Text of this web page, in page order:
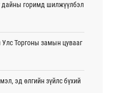
дайны горимд шилжүүлбэл
Торгоны замын цувааг
эд өлгийн зүйлс бүхий